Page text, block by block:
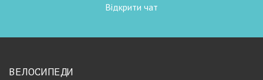
Відкрити чат
ВЕЛОСИПЕДИ